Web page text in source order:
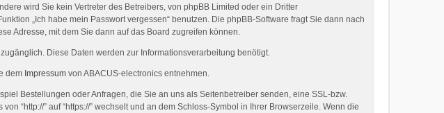
wird Sie kein Vertreter des Betreibers, von phpBB Limited oder ein Dritter
„Ich habe mein Passwort vergessen“ benutzen. Die phpBB-Software fragt Sie dann nach
Adresse, mit dem Sie dann auf das Board zugreifen können.
Diese Daten werden zur Informationsverarbeitung benötigt.
dem Impressum von ABACUS-electronics entnehmen.
Bestellungen oder Anfragen, die Sie an uns als Seitenbetreiber senden, eine SSL-bzw.
“http://” auf “https://” wechselt und an dem Schloss-Symbol in Ihrer Browserzeile. Wenn die